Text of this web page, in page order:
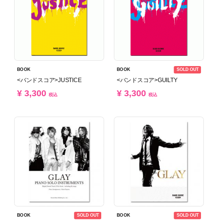
BOOK
<バンドスコア>JUSTICE
¥ 3,300 税込
SOLD OUT
BOOK
<バンドスコア>GUILTY
¥ 3,300 税込
SOLD OUT
BOOK SOLD OUT
BOOK